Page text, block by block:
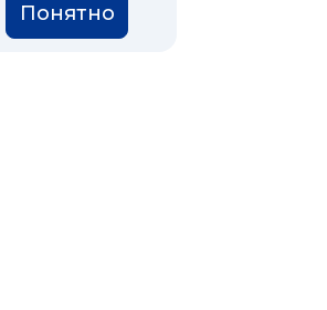
Понятно